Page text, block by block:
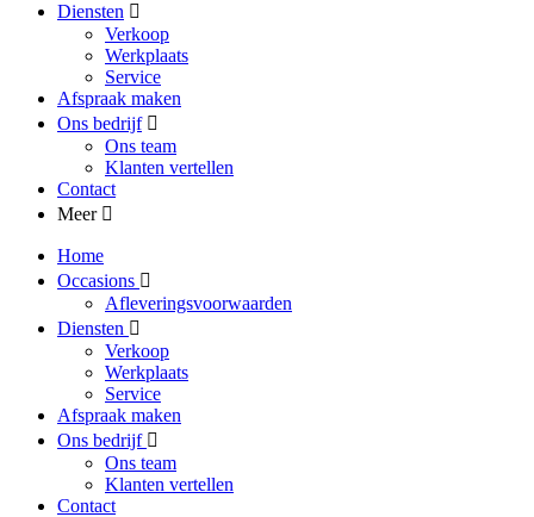
Diensten
Verkoop
Werkplaats
Service
Afspraak maken
Ons bedrijf
Ons team
Klanten vertellen
Contact
Meer
Home
Occasions
Afleveringsvoorwaarden
Diensten
Verkoop
Werkplaats
Service
Afspraak maken
Ons bedrijf
Ons team
Klanten vertellen
Contact